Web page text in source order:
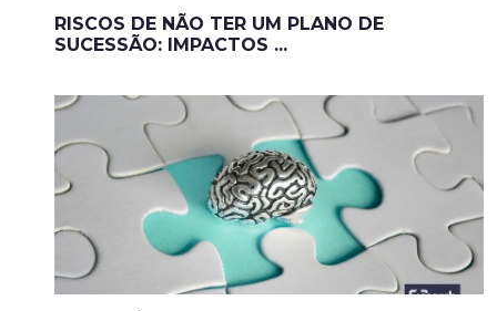
RISCOS DE NÃO TER UM PLANO DE
SUCESSÃO: IMPACTOS ...